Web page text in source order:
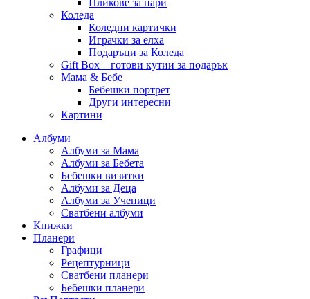
Пликове за пари
Коледа
Коледни картички
Играчки за елха
Подаръци за Коледа
Gift Box – готови кутии за подарък
Мама & Бебе
Бебешки портрет
Други интересни
Картини
Албуми
Албуми за Мама
Албуми за Бебета
Бебешки визитки
Албуми за Деца
Албуми за Ученици
Сватбени албуми
Книжки
Планери
Графици
Рецептурници
Сватбени планери
Бебешки планери